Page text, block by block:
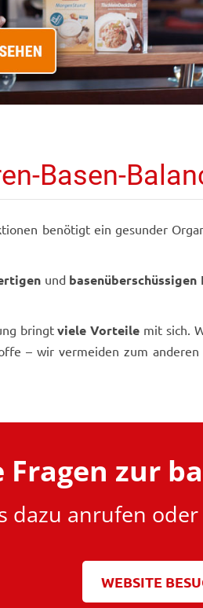
Basen-
benötigt ein gesunder
und basenüberschüssigen
bringtviele Vorteile mit sich.
– wir vermeiden zum
Fragen zur
dazu anrufen
WEBSITE